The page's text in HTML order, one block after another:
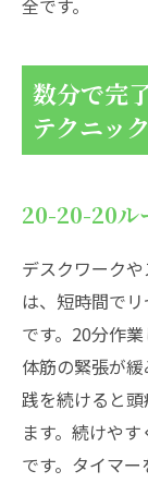
全です。
数分で完
テクニッ
20-20-20ル
デスクワーク
は、短時間で
です。20分作
体筋の緊張が
践を続けると
ます。続けや
です。タイマ